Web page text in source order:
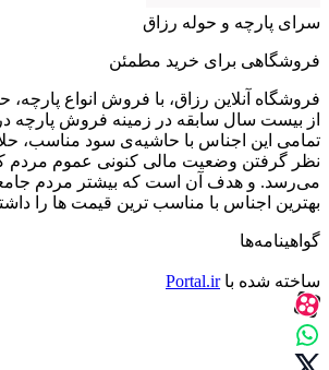
سرای پارچه و حوله رزاق
فروشگاهی برای خرید مطمئن
فروشگاه آنلاین رزاق، با فروش انواع پارچه،
از بیست سال سابقه در زمینه فروش
تمامی این اجناس با حاشیه‌ی سود مناسب،
نظر گرفتن وضعیت مالی کنونی عموم
می‌رسد. و هدف آن است که بیشتر مردم
بهترین اجناس با مناسب ترین قیمت ها را
گواهینامه‌ها
ساخته شده باPortal.ir